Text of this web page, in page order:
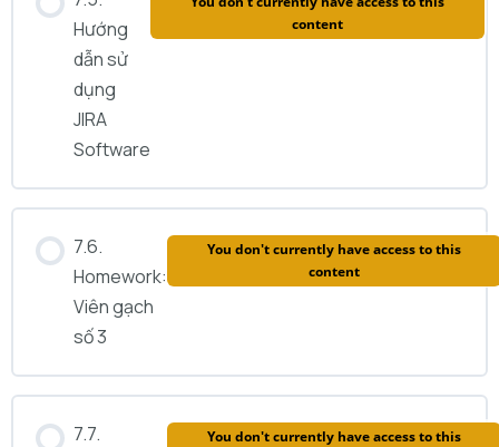
Hướng
dẫn sử
dụng
JIRA
Software
content
7.6.
Homework:
Viên gạch
số 3
You don't currently have access to this
content
7.7.
You don't currently have access to this